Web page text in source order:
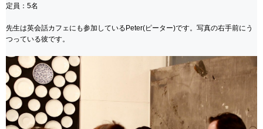
定員：5名
先生は英会話カフェにも参加しているPeter(ピーター)です。写真の右手前にう
つっている彼です。